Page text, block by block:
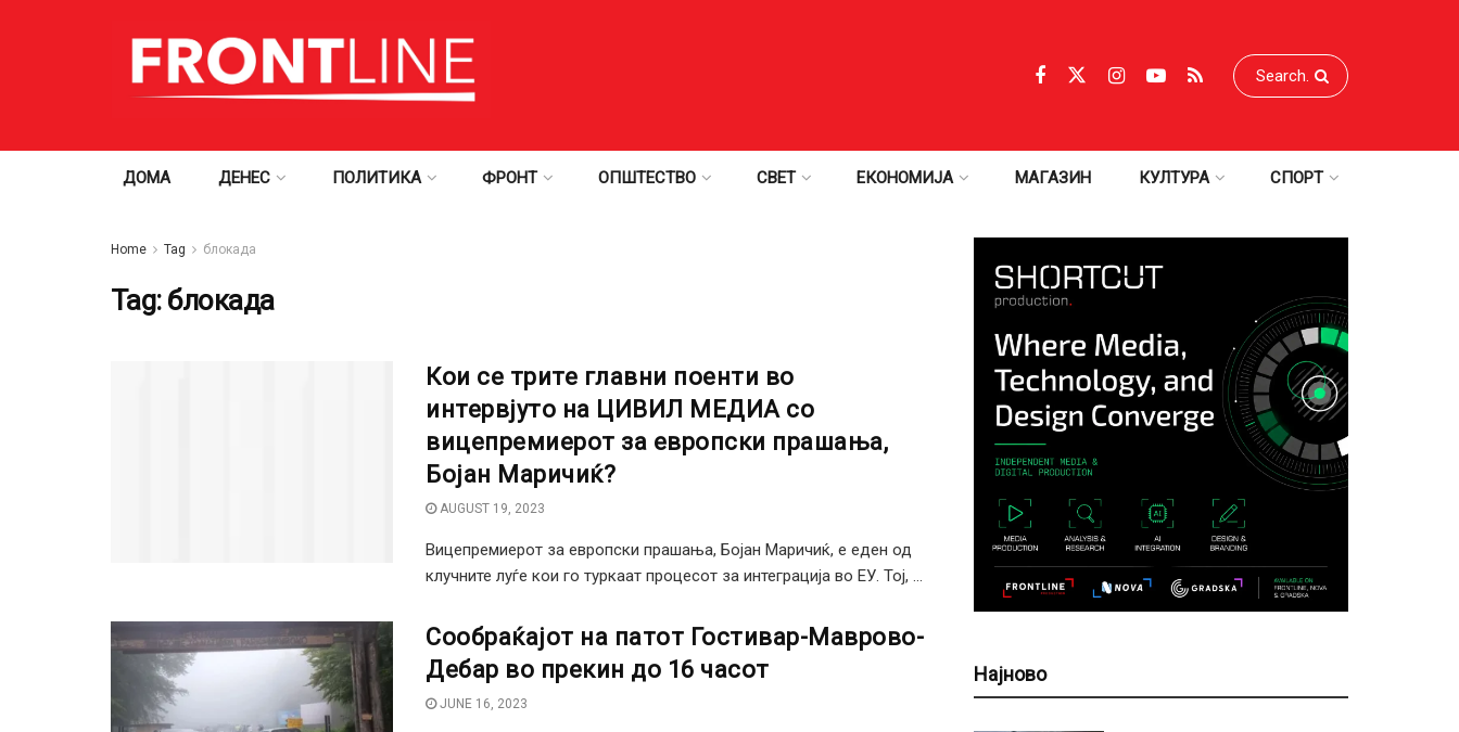
ДОМА ДЕНЕС ПОЛИТИКА ФРОНТ ОПШТЕСТВО СВЕТ ЕКОНОМИЈА МАГАЗИН КУЛТУРА СПОРТ
Home Tag блокада
Tag: блокада
Кои се трите главни поенти во
интервјуто на ЦИВИЛ МЕДИА со
вицепремиерот за европски прашања,
Бојан Маричиќ?
AUGUST 19, 2023
Вицепремиерот за европски прашања, Бојан Маричиќ, е еден од
клучните луѓе кои го туркаат процесот за интеграција во ЕУ. Тој, ...
Сообраќајот на патот Гостивар-Маврово-
Дебар во прекин до 16 часот
JUNE 16, 2023
Најново